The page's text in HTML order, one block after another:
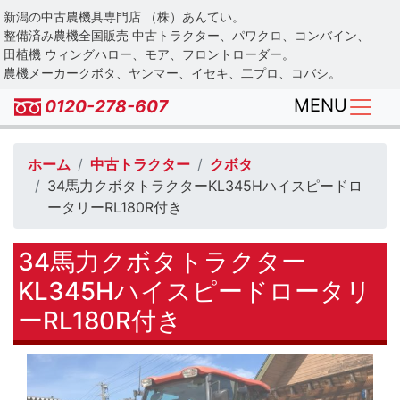
Skip
to
main
content
新潟の中古農機具専門店 （株）あんてい。
整備済み農機全国販売 中古トラクター、パワクロ、コンバイン、
田植機 ウィングハロー、モア、フロントローダー。
農機メーカークボタ、ヤンマー、イセキ、二プロ、コバシ。
0120-278-607 MENU
ホーム 中古トラクター
クボタ
34馬力クボタトラクターKL345Hハイスピードロ
ータリーRL180R付き
34馬力クボタトラクター
KL345Hハイスピードロータリ
ーRL180R付き